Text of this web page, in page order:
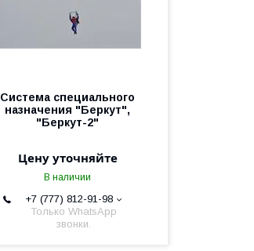
Система специального
назначения "Беркут",
"Беркут-2"
Цену уточняйте
В наличии
+7 (777) 812-91-98
Только WhatsApp
звонки.